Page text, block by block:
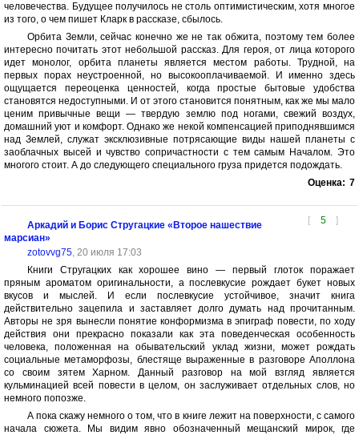
человечества. Будущее получилось не столь оптимистическим, хотя многое
из того, о чем пишет Кларк в рассказе, сбылось.
Орбита Земли, сейчас конечно же не так обжита, поэтому тем более
интересно почитать этот небольшой рассказ. Для героя, от лица которого
идет монолог, орбита планеты является местом работы. Трудной, на
первых порах неустроенной, но высокооплачиваемой. И именно здесь
ощущается переоценка ценностей, когда простые бытовые удобства
становятся недоступными. И от этого становится понятным, как же мы мало
ценим привычные вещи — твердую землю под ногами, свежий воздух,
домашний уют и комфорт. Однако же некой компенсацией приподнявшимся
над Землей, служат эксклюзивные потрясающие виды нашей планеты с
заоблачных высей и чувство сопричастности с тем самым Началом. Это
многого стоит. А до следующего специального груза придется подождать.
Оценка: 7
[ 5 ]
Аркадий и Борис Стругацкие «Второе нашествие
марсиан»
zotovvg75, 20 июля 17:03
Книги Стругацких как хорошее вино — первый глоток поражает
пряным ароматом оригинальности, а послевкусие рождает букет новых
вкусов и мыслей. И если послевкусие устойчивое, значит книга
действительно зацепила и заставляет долго думать над прочитанным.
Авторы не зря вынесли понятие конформизма в эпиграф повести, по ходу
действия они прекрасно показали как эта поведенческая особенность
человека, положенная на обывательский уклад жизни, может рождать
социальные метаморфозы, блестяще выраженные в разговоре Аполлона
со своим зятем Харном. Данный разговор на мой взгляд является
кульминацией всей повести в целом, он заслуживает отдельных слов, но
немного попозже.
А пока скажу немного о том, что в книге лежит на поверхности, с самого
начала сюжета. Мы видим явно обозначенный мещанский мирок, где